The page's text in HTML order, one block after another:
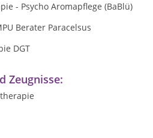
- Psycho Aromapflege (BaBlü)
Berater Paracelsus
DGT
Zeugnisse: